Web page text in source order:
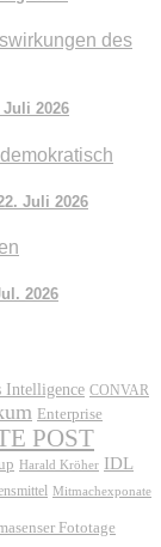
des
2026
Juli 2026
2026
Intelligence CONVAR
Enterprise
POST
Harald Kröher IDL
Mitmachexponate
Fototage